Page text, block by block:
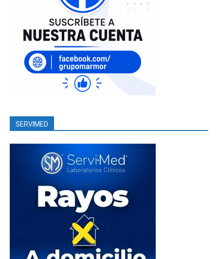
SERVIMED